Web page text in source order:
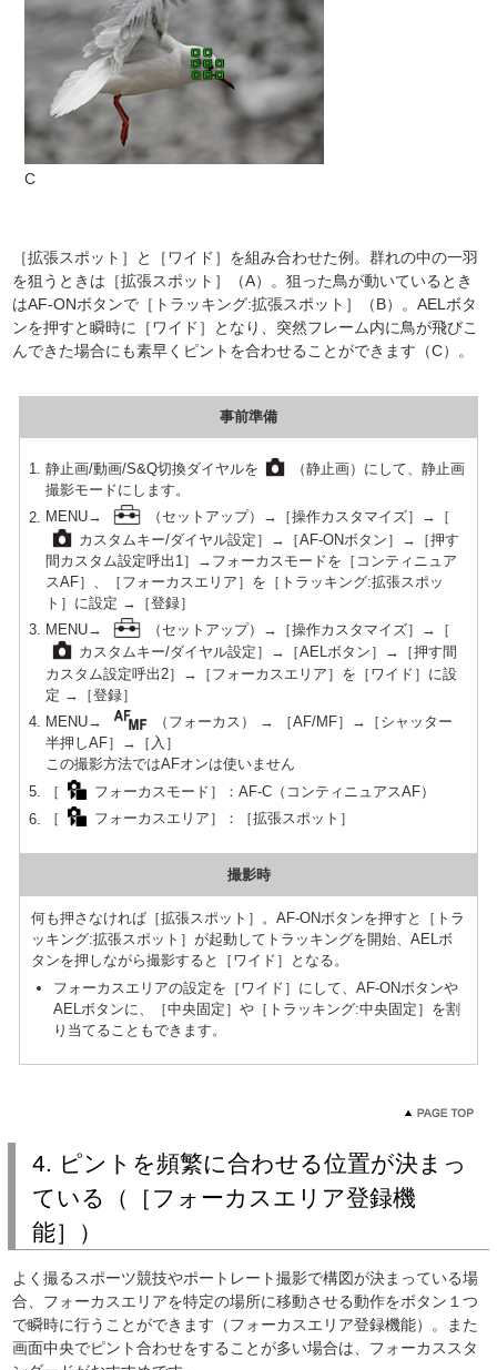
C
［拡張スポット］と［ワイド］を組み合わせた例。群れの中の一羽
を狙うときは［拡張スポット］（A）。狙った鳥が動いているとき
はAF-ONボタンで［トラッキング:拡張スポット］（B）。AELボタ
ンを押すと瞬時に［ワイド］となり、突然フレーム内に鳥が飛びこ
んできた場合にも素早くピントを合わせることができます（C）。
事前準備
静止画/動画/S&Q切換ダイヤルを
（静止画）にして、静止画
撮影モードにします。
MENU→
（セットアップ）→［操作カスタマイズ］→［
カスタムキー/ダイヤル設定］→［AF-ONボタン］→［押す
間カスタム設定呼出1］→フォーカスモードを［コンティニュア
スAF］、［フォーカスエリア］を［トラッキング:拡張スポッ
ト］に設定 →［登録］
MENU→
（セットアップ）→［操作カスタマイズ］→［
カスタムキー/ダイヤル設定］→［AELボタン］→［押す間
カスタム設定呼出2］→［フォーカスエリア］を［ワイド］に設
定 →［登録］
MENU→
（フォーカス） → ［AF/MF］→［シャッター
半押しAF］→［入］
この撮影方法ではAFオンは使いません
［
フォーカスモード］：AF-C（コンティニュアスAF）
［
フォーカスエリア］：［拡張スポット］
撮影時
何も押さなければ［拡張スポット］。AF-ONボタンを押すと［トラ
ッキング:拡張スポット］が起動してトラッキングを開始、AELボ
タンを押しながら撮影すると［ワイド］となる。
フォーカスエリアの設定を［ワイド］にして、AF-ONボタンや
AELボタンに、［中央固定］や［トラッキング:中央固定］を割
り当てることもできます。
4. ピントを頻繁に合わせる位置が決まっ
ている（［フォーカスエリア登録機
能］）
よく撮るスポーツ競技やポートレート撮影で構図が決まっている場
合、フォーカスエリアを特定の場所に移動させる動作をボタン１つ
で瞬時に行うことができます（フォーカスエリア登録機能）。また
画面中央でピント合わせをすることが多い場合は、フォーカススタ